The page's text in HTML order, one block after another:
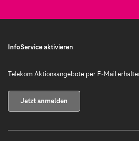
InfoService aktivieren
Telekom Aktionsangebote per E-Mail
Jetzt anmelden